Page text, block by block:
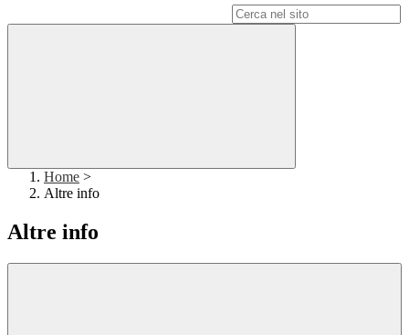
Home >
Altre info
Altre info